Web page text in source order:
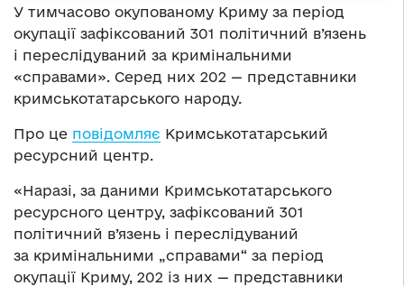
У тимчасово окупованому Криму за період
окупації зафіксований 301 політичний в’язень
і переслідуваний за кримінальними
«справами». Серед них 202 — представники
кримськотатарського народу.
Про це повідомляє Кримськотатарський
ресурсний центр.
«Наразі, за даними Кримськотатарського
ресурсного центру, зафіксований 301
політичний в’язень і переслідуваний
за кримінальними „справами“ за період
окупації Криму, 202 із них — представники